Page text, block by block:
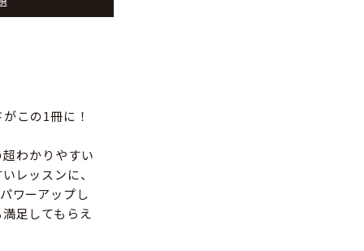
がこの1冊に！
わかりやすい
レッスンに、
ワーアップし
足してもらえ